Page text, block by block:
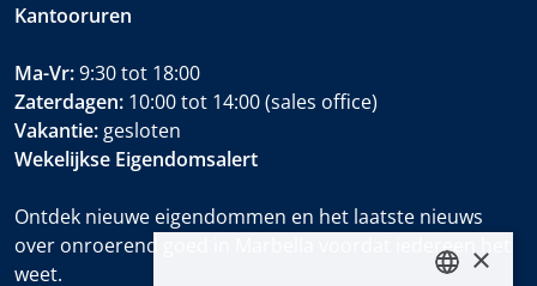
Kantooruren
Ma-Vr:9:30 tot 18:00
Zaterdagen: 10:00 tot 14:00 (sales office)
Vakantie: gesloten
Wekelijkse Eigendomsalert
Ontdek nieuwe eigendommen en het laatste nieuws
over onroerend goed in Marbella voordat iedereen het
weet.
×